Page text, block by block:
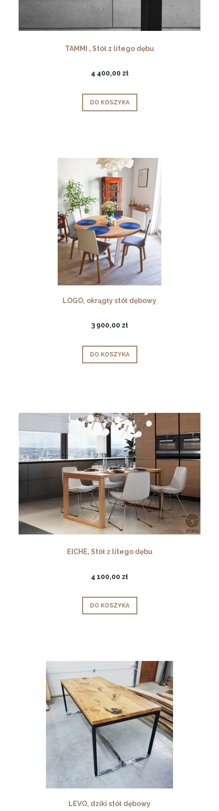
TAMMI , Stół z litego dębu
4 400,00 zł
DO KOSZYKA
LOGO, okrągły stół dębowy
3 900,00 zł
DO KOSZYKA
EICHE, Stół z litego dębu
4 100,00 zł
DO KOSZYKA
LEVO, dziki stół dębowy